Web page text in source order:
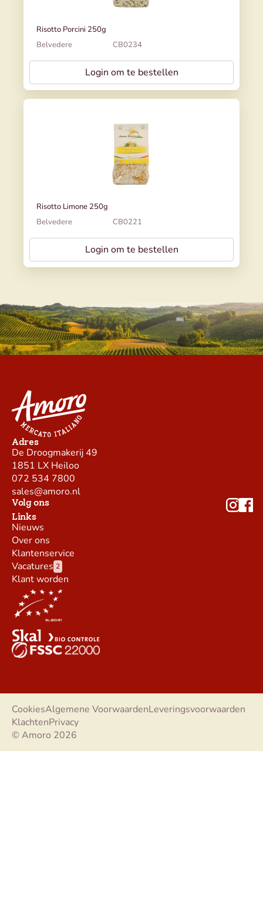
Risotto Porcini 250g
Belvedere
CB0234
Login om te bestellen
Risotto Limone 250g
Belvedere
CB0221
Login om te bestellen
Adres
De Droogmakerij 49
1851 LX Heiloo
072 534 7800
sales@amoro.nl
Volg ons
Links
Nieuws
Over ons
Klantenservice
Vacatures 2
Klant worden
© Amoro 2026
CookiesAlgemene VoorwaardenLeveringsvoorwaarden
KlachtenPrivacy